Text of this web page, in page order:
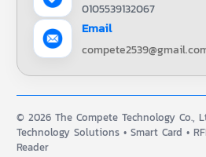
0105539132067
Email
© 2026 The Compete Technology Co.,
Technology Solutions • Smart Card •
Reader